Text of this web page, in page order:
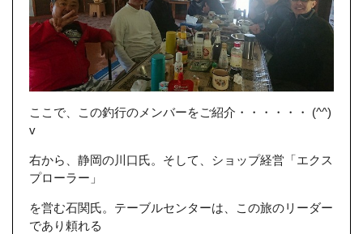
ここで、この釣行のメンバーをご紹介・・・・・・ (^^)
v
右から、静岡の川口氏。そして、ショップ経営「エクス
プローラー」
を営む石関氏。テーブルセンターは、この旅のリーダー
であり頼れる